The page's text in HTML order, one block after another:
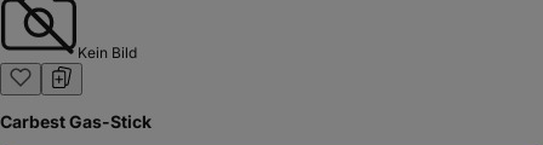
Kein Bild
Carbest Gas-Stick